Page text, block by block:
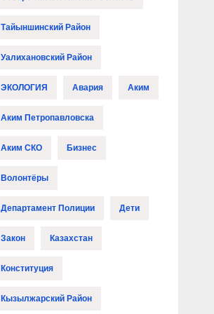
Тайыншинский Район
Уалихановский Район
ЭКОЛОГИЯ Авария Аким
Аким Петропавловска
Аким СКО Бизнес
Волонтёры
Департамент Полиции Дети
Закон Казахстан
Конституция
Кызылжарский Район